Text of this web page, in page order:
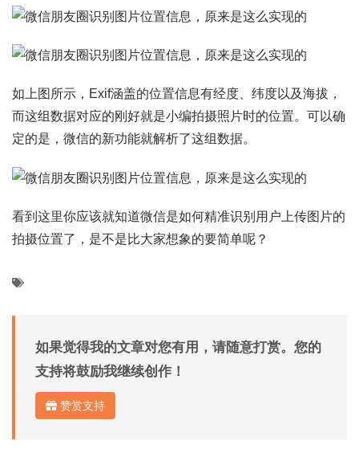
如上图所示，Exif涵盖的位置信息有经度、纬度以及海拔，
而这组数据对应的刚好就是小编拍摄照片时的位置。可以确
定的是，微信的新功能就解析了这组数据。
看到这里你应该就知道微信是如何精准识别用户上传图片的
拍摄位置了，是不是比大家想象的要简单呢？
如果觉得我的文章对您有用，请随意打赏。您的
支持将鼓励我继续创作！
赞赏支持